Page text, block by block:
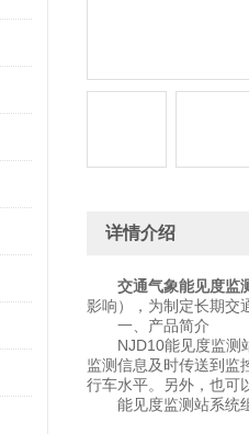
详情介绍
交通气象能见度监
影响），为制定长期交
一、产品简介
NJD10能见度监测站
监测信息及时传送到监
行车水平。另外，也可
能见度监测站系统组